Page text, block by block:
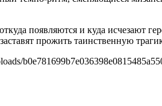
появляются и куда исчезают
прожить таинственную